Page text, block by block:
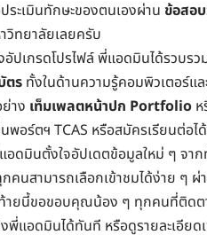
ระเมินทักษะของตนเองผ่าน ข้อสอ
ทยาลัยเลยครับ
ปเกรดโปรไฟล์ พี่แอดมินได้รวบรว
ตร ทั้งในด้านความรู้คอมพิวเตอร์แล
าง เท็มเพลตหน้าปก Portfolio
พอร์ตฯ TCAS หรือสมัครเรียนต่อ
อดมินตั้งใจอัปเดตข้อมูลใหม่ ๆ จา
คนสามารถเลือกเข้าชมได้ง่าย ๆ
ายนี้ขอขอบคุณน้อง ๆ ทุกคนที่ติด
พี่แอดมินได้ทันที หรือดูรายละเอียด